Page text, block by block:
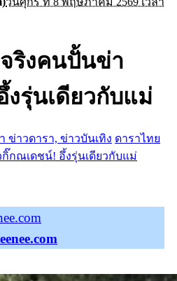
ริงคนปั้นข่า
รุ่นเดียวกับแม่
ข่าวดารา, ข่าวบันเทิง ดาราไทย
กณเดชน์! อึ้งรุ่นเดียวกับแม่